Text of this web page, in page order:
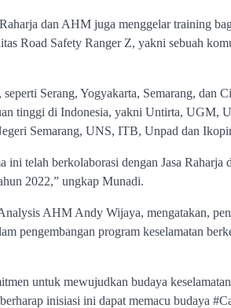
dan AHM juga menggelar training
Road Safety Ranger Z, yakni sebuah
Serang, Yogyakarta, Semarang, dan
tinggi di Indonesia, yakni Untirta, UGM,
Semarang, UNS, ITB, Unpad dan
telah berkolaborasi dengan Jasa Raharja
2022,” ungkap Munadi.
AHM Andy Wijaya, mengatakan,
pengembangan program keselamatan
untuk mewujudkan budaya
inisiasi ini dapat memacu budaya